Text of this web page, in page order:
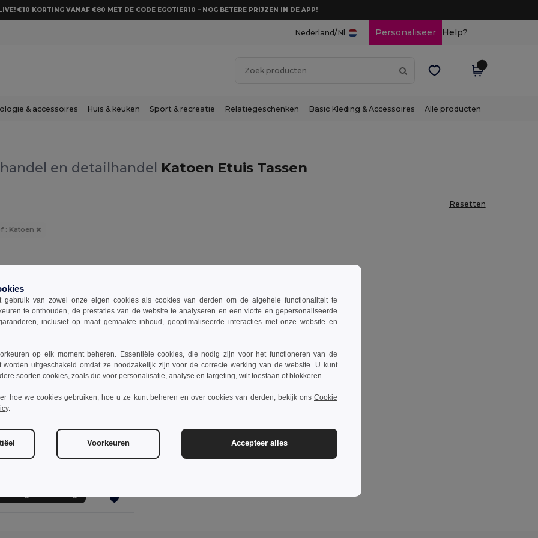
€10 KORTING VANAF €80 MET DE CODE EGOTIER10 – NOG BETERE PRIJZEN IN DE APP!
Nederland/Nl Personaliseer Help?
& accessoires Huis & keuken Sport & recreatie Relatiegeschenken Basic Kleding & Accessoires Alle producten
en detailhandel Katoen Etuis Tassen
Resetten
: Katoen
Toilettas 320 gr/m²
gebruik van zowel onze eigen cookies als cookies van derden om de algehele functionaliteit te
te onthouden, de prestaties van de website te analyseren en een vlotte en gepersonaliseerde
inclusief op maat gemaakte inhoud, geoptimaliseerde interacties met onze website en
op elk moment beheren. Essentiële cookies, die nodig zijn voor het functioneren van de
worden uitgeschakeld omdat ze noodzakelijk zijn voor de correcte werking van de website. U kunt
soorten cookies, zoals die voor personalisatie, analyse en targeting, wilt toestaan of blokkeren.
hoe we cookies gebruiken, hoe u ze kunt beheren en over cookies van derden, bekijk ons Cookie
.
Voorkeuren Accepteer alles